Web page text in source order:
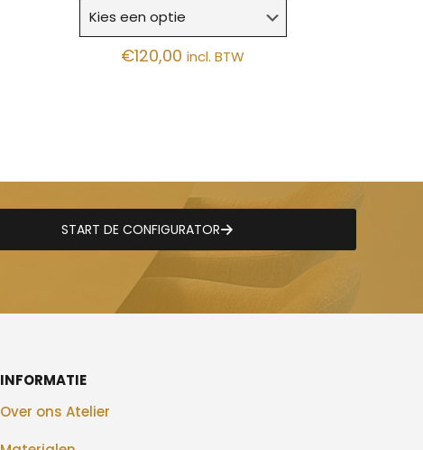
€120,00 incl. BTW
START DE CONFIGURATOR
INFORMATIE
Over ons Atelier